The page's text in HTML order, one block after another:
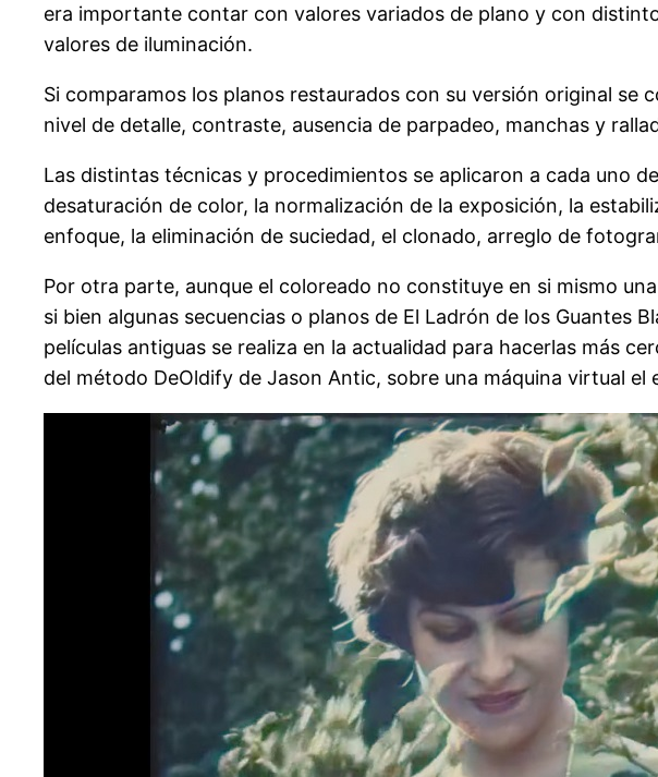
era importante contar con valores variados de plano y con
valores de iluminación.
Si comparamos los planos restaurados con su versión original
nivel de detalle, contraste, ausencia de parpadeo, manchas y
Las distintas técnicas y procedimientos se aplicaron a cada uno
desaturación de color, la normalización de la exposición, la
enfoque, la eliminación de suciedad, el clonado, arreglo de
Por otra parte, aunque el coloreado no constituye en si mismo
si bien algunas secuencias o planos de El Ladrón de los Guantes
películas antiguas se realiza en la actualidad para hacerlas más
del método DeOldify de Jason Antic, sobre una máquina virtual el